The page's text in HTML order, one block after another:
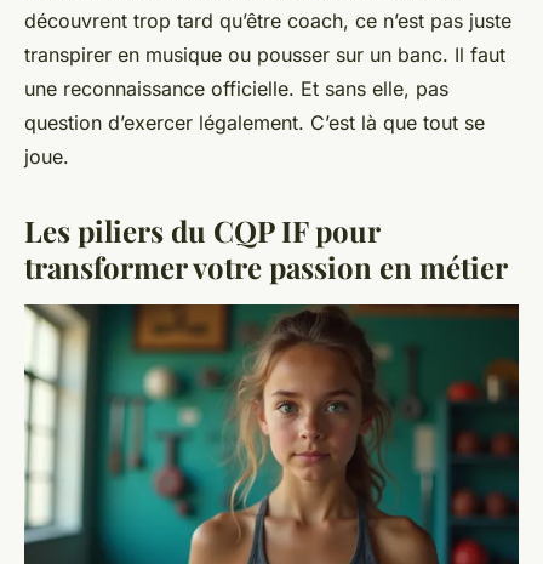
découvrent trop tard qu’être coach, ce n’est pas juste
transpirer en musique ou pousser sur un banc. Il faut
une reconnaissance officielle. Et sans elle, pas
question d’exercer légalement. C’est là que tout se
joue.
Les piliers du CQP IF pour
transformer votre passion en métier